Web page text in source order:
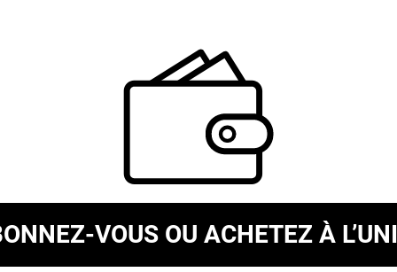
VOUS OU ACHETEZ À